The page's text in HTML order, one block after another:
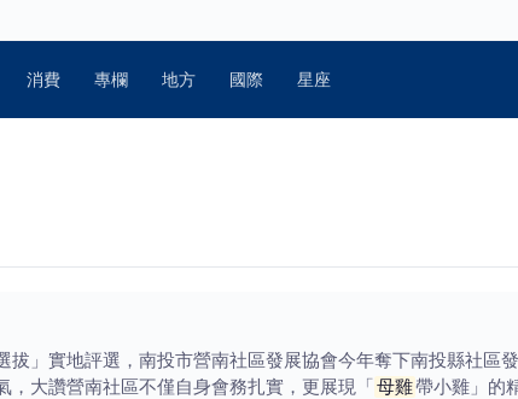
消費 專欄 地方 國際 星座
」實地評選，南投市營南社區發展協會今年奪下南投縣社區
大讚營南社區不僅自身會務扎實，更展現「母雞帶小雞」的